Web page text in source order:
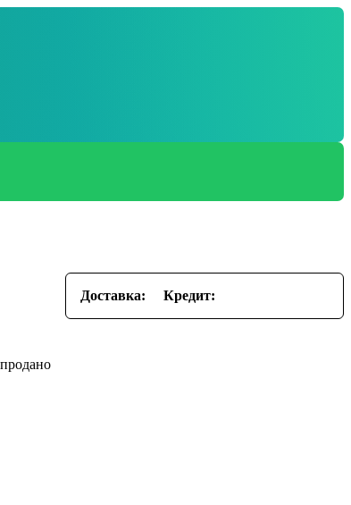
Доставка: Кредит: